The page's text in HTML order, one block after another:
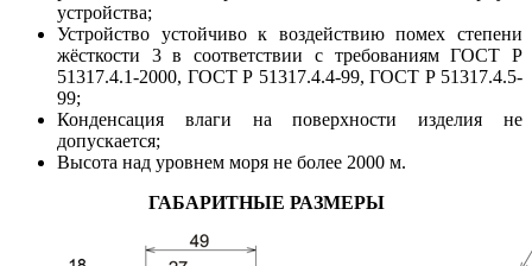
устройства;
Устройство устойчиво к воздействию помех степени
жёсткости 3 в соответствии с требованиям ГОСТ Р
51317.4.1-2000, ГОСТ Р 51317.4.4-99, ГОСТ Р 51317.4.5-
99;
Конденсация влаги на поверхности изделия не
допускается;
Высота над уровнем моря не более 2000 м.
ГАБАРИТНЫЕ РАЗМЕРЫ